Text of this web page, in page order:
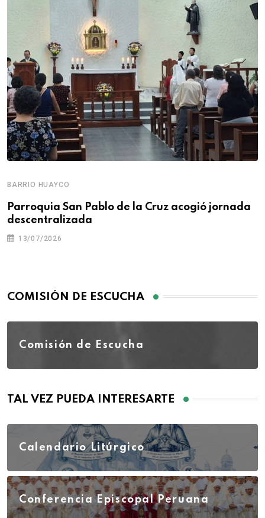
BARRIO HUAYCO
Parroquia San Pablo de la Cruz acogió jornada
descentralizada
13/07/2026
COMISIÓN DE ESCUCHA
Comisión de Escucha
TAL VEZ PUEDA INTERESARTE
Calendario Litúrgico
Conferencia Episcopal Peruana